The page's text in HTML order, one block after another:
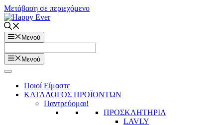
Μετάβαση σε περιεχόμενο
Μενού
Μενού
Ποιοί Είμαστε
ΚΑΤΑΛΟΓΟΣ ΠΡΟΪΟΝΤΩΝ
Παντρεύομαι!
ΠΡΟΣΚΛΗΤΗΡΙΑ
LAVLY